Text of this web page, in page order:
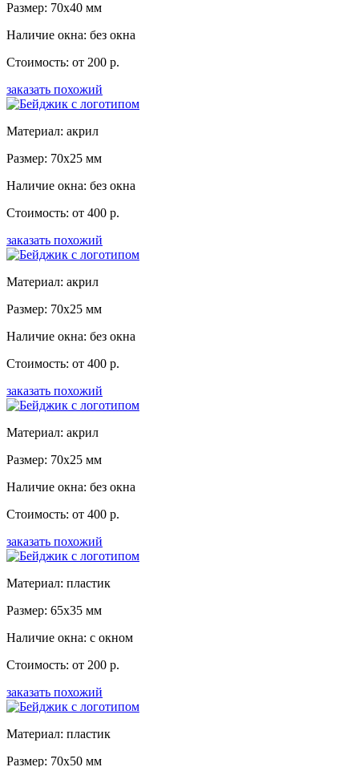
Размер: 70x40 мм
Наличие окна: без окна
Стоимость: от 200 р.
заказать похожий
Материал: акрил
Размер: 70x25 мм
Наличие окна: без окна
Стоимость: от 400 р.
заказать похожий
Материал: акрил
Размер: 70x25 мм
Наличие окна: без окна
Стоимость: от 400 р.
заказать похожий
Материал: акрил
Размер: 70x25 мм
Наличие окна: без окна
Стоимость: от 400 р.
заказать похожий
Материал: пластик
Размер: 65x35 мм
Наличие окна: с окном
Стоимость: от 200 р.
заказать похожий
Материал: пластик
Размер: 70x50 мм